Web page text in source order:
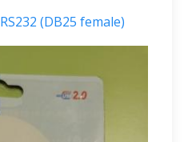
(DB25 female)